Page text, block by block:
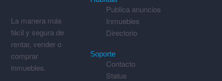
La manera más
fácil y segura de
rentar, vender o
comprar
inmuebles.
Publica anuncios
Inmuebles
Directorio
Soporte
Contacto
Status